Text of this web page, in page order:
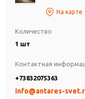
На карте
Количество
1 шт
Контактная
+73832075363
info@antares-